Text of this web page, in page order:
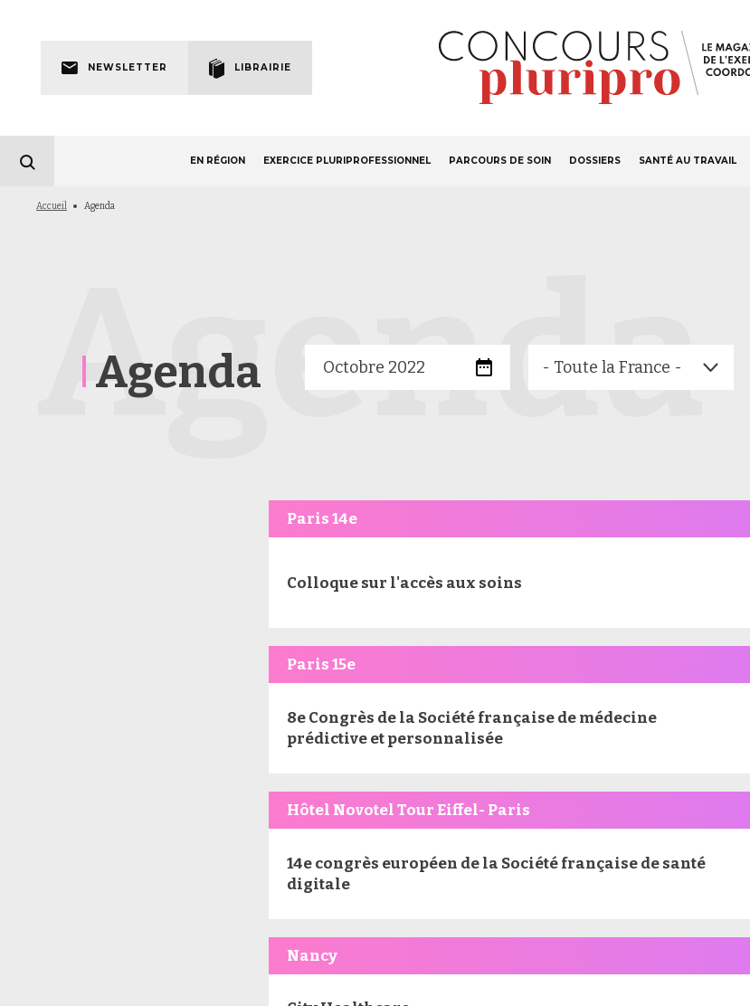
navigation
NEWSLETTER LIBRAIRIE S'ABONNER
principale
EN RÉGION EXERCICE PLURIPROFESSIONNEL PARCOURS DE SOIN DOSSIERS SANTÉ AU TRAVAIL
Fil
Accueil Agenda
Agenda
Agenda
Paris 14e
Colloque sur l'accès aux soins
Paris 15e
8e Congrès de la Société française de médecine
prédictive et personnalisée
Hôtel Novotel Tour Eiffel- Paris
14e congrès européen de la Société française de santé
digitale
Nancy